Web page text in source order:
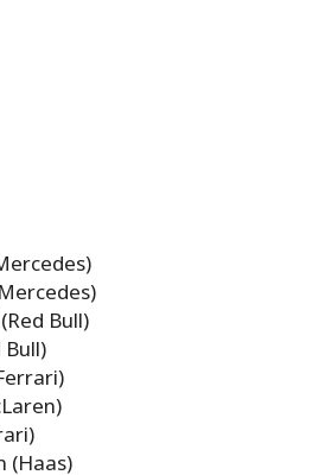
Bull)
Bull)
(Haas)